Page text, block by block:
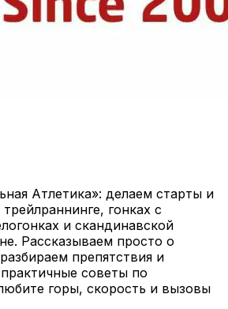
Атлетика»: делаем старты и
гонках с
и скандинавской
Рассказываем просто о
препятствия и
советы по
горы, скорость и вызовы